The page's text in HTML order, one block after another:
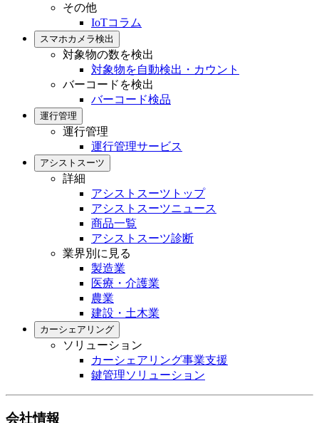
その他
IoTコラム
スマホカメラ検出
対象物の数を検出
対象物を自動検出・カウント
バーコードを検出
バーコード検品
運行管理
運行管理
運行管理サービス
アシストスーツ
詳細
アシストスーツトップ
アシストスーツニュース
商品一覧
アシストスーツ診断
業界別に見る
製造業
医療・介護業
農業
建設・土木業
カーシェアリング
ソリューション
カーシェアリング事業支援
鍵管理ソリューション
会社情報